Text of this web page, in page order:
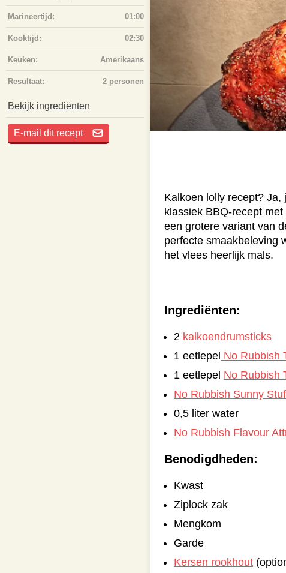
Marineertijd: 01:00
Kooktijd: 02:30
Keuken: Amerikaans
Resultaat: 2 personen
Bekijk ingrediënten
E-mail dit recept
Kalkoen lolly recept? Ja,
klassiek BBQ-recept
een grotere variant van
perfecte smaakbeleving
het vlees heerlijk mals.
Ingrediënten:
2 kalkoendrumsticks
1 eetlepel No Rubbish
1 eetlepel No Rubbish
No Rubbish Sunny
0,5 liter water
No Rubbish Flavour
Benodigdheden:
Kwast
Ziplock zak
Mengkom
Garde
Kersen rookhout